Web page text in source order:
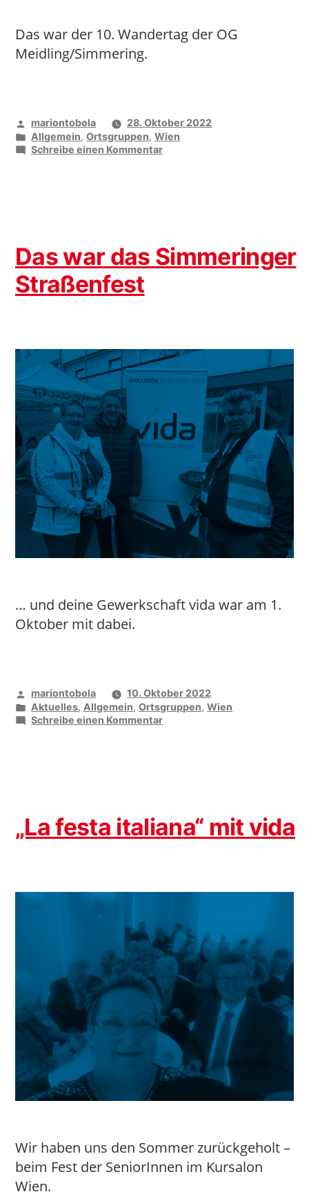
Das war der 10. Wandertag der OG
Meidling/Simmering.
Veröffentlicht
von
mariontobola
28. Oktober 2022
Veröffentlicht
unter
Allgemein,Ortsgruppen,Wien
Schreibe einen Kommentarzu
Das war das Simmeringer
Straßenfest
… und deine Gewerkschaft vida war am 1.
Oktober mit dabei.
Veröffentlicht
von
mariontobola
10. Oktober 2022
Veröffentlicht
unter
Aktuelles, Allgemein,Ortsgruppen,Wien
Schreibe einen Kommentarzu
„La festa italiana“ mit vida
Wir haben uns den Sommer zurückgeholt –
beim Fest der SeniorInnen im Kursalon
Wien.